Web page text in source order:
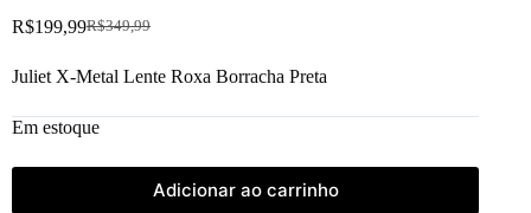
R$349,99
R$199,99
Juliet X-Metal Lente Roxa Borracha Preta
Em estoque
Adicionar ao carrinho